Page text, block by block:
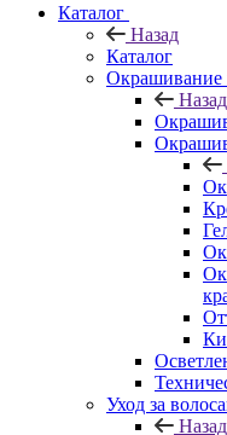
Каталог
Назад
Каталог
Окрашивание
Назад
Уход за
Назад